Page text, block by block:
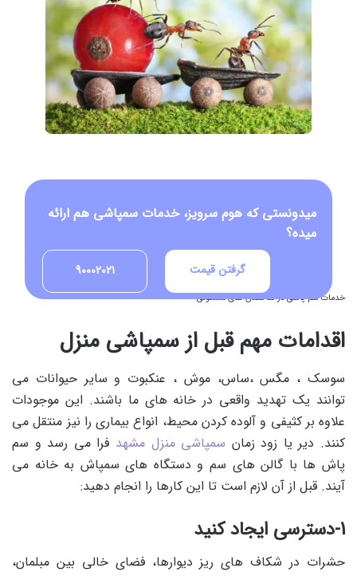
میدونستی که هوم سرویز، خدمات سمپاشی هم ارائه
میده؟
90002021 گرفتن قیمت
خدمات سم پاشی در ساختمان های مسکونی
اقدامات مهم قبل از سمپاشی منزل
سوسک ، مگس ،ساس، موش ، عنکبوت و سایر حیوانات می
توانند یک تهدید واقعی در خانه های ما باشند. این موجودات
علاوه بر کثیفی و آلوده کردن محیط، انواع بیماری را نیز منتقل می
کنند. دیر یا زود زمان سمپاشی منزل مشهد فرا می رسد و سم
پاش ها با گالن های سم و دستگاه های سمپاش به خانه می
آیند. قبل از آن لازم است تا این کارها را انجام دهید:
1-دسترسی ایجاد کنید
حشرات در شکاف های ریز دیوارها، فضای خالی بین مبلمان،